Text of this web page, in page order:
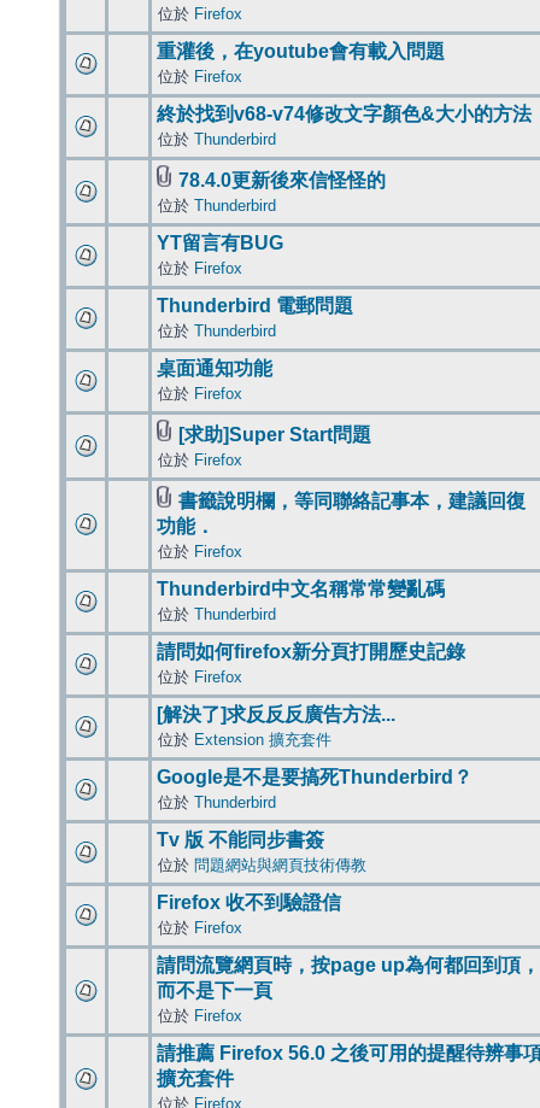
位於 Firefox
重灌後，在youtube會有載入問題
位於 Firefox
終於找到v68-v74修改文字顏色&大小的方法
位於 Thunderbird
78.4.0更新後來信怪怪的
位於 Thunderbird
YT留言有BUG
位於 Firefox
Thunderbird 電郵問題
位於 Thunderbird
桌面通知功能
位於 Firefox
[求助]Super Start問題
位於 Firefox
書籤說明欄，等同聯絡記事本，建議回復
功能．
位於 Firefox
Thunderbird中文名稱常常變亂碼
位於 Thunderbird
請問如何firefox新分頁打開歷史記錄
位於 Firefox
[解決了]求反反反廣告方法...
位於 Extension 擴充套件
Google是不是要搞死Thunderbird？
位於 Thunderbird
Tv 版 不能同步書簽
位於 問題網站與網頁技術傳教
Firefox 收不到驗證信
位於 Firefox
請問流覽網頁時，按page up為何都回到頂，
而不是下一頁
位於 Firefox
請推薦 Firefox 56.0 之後可用的提醒待辨事
擴充套件
位於 Firefox